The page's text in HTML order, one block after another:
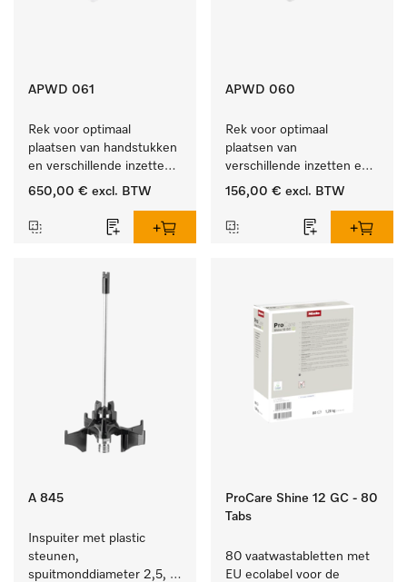
APWD 061
Rek voor optimaal
plaatsen van handstukken
en verschillende inzetten
en zeefschalen.
650,00 € excl. BTW
APWD 060
Rek voor optimaal
plaatsen van
verschillende inzetten en
zeefschalen.
156,00 € excl. BTW
A 845
Inspuiter met plastic
steunen,
spuitmonddiameter 2,5,
ProCare Shine 12 GC - 80
Tabs
80 vaatwastabletten met
EU ecolabel voor de